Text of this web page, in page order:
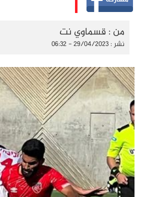
من : قسماوي نت
نشر : 29/04/2023 - 06:32